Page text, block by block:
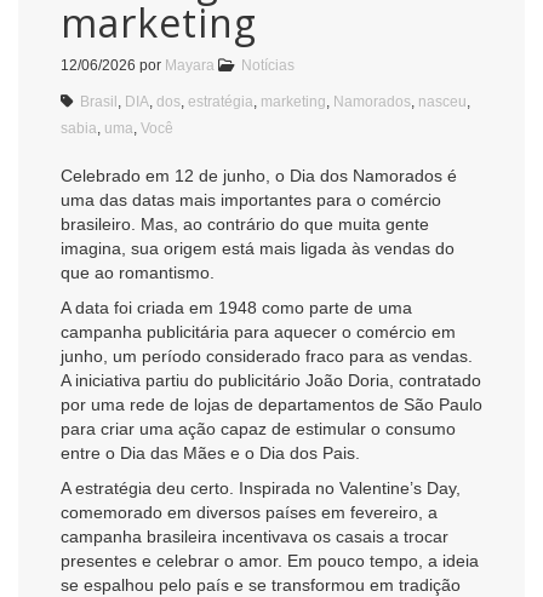
marketing
12/06/2026 por Mayara Notícias
Brasil DIA dos estratégia marketing Namorados nasceu
sabia uma Você
Celebrado em 12 de junho, o Dia dos Namorados é
uma das datas mais importantes para o comércio
brasileiro. Mas, ao contrário do que muita gente
imagina, sua origem está mais ligada às vendas do
que ao romantismo.
A data foi criada em 1948 como parte de uma
campanha publicitária para aquecer o comércio em
junho, um período considerado fraco para as vendas.
A iniciativa partiu do publicitário João Doria, contratado
por uma rede de lojas de departamentos de São Paulo
para criar uma ação capaz de estimular o consumo
entre o Dia das Mães e o Dia dos Pais.
A estratégia deu certo. Inspirada no Valentine’s Day,
comemorado em diversos países em fevereiro, a
campanha brasileira incentivava os casais a trocar
presentes e celebrar o amor. Em pouco tempo, a ideia
se espalhou pelo país e se transformou em tradição